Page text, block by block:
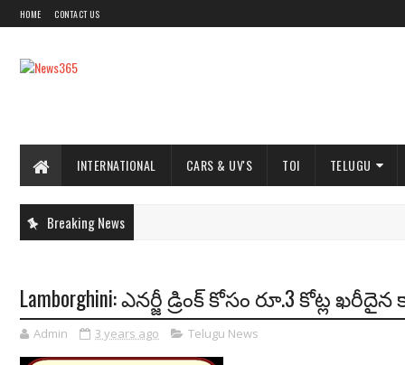
HOME CONTACT US
INTERNATIONAL CARS & UV'S TOI TELUGU
Breaking News
Lamborghini: ఎనర్జీ డ్రింక్ కోసం రూ.3 కోట్ల
Admin 3 years ago Telugu News